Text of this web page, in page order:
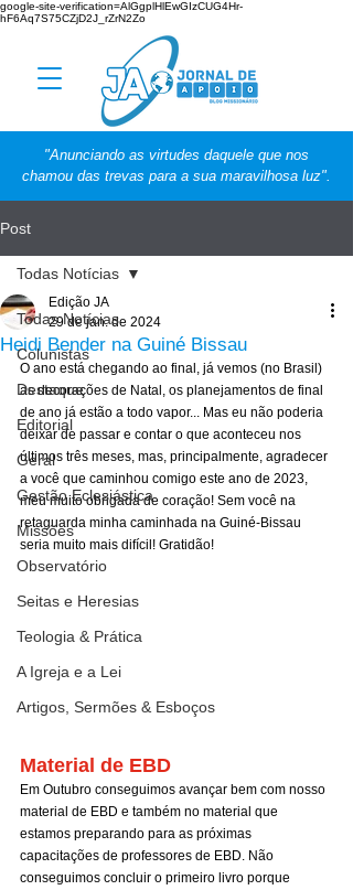
google-site-verification=AlGgplHlEwGIzCUG4Hr-
hF6Aq7S75CZjD2J_rZrN2Zo
"Anunciando as virtudes daquele que nos
chamou das trevas para a sua maravilhosa luz".
Post
Todas Notícias
Colunistas
Destaque
Editorial
Geral
Gestão Eclesiástica
Missões
Observatório
Seitas e Heresias
Teologia & Prática
A Igreja e a Lei
Artigos, Sermões & Esboços
Todas Notícias
Heidi Bender na Guiné Bissau
Edição JA
29 de jan. de 2024
O ano está chegando ao final, já vemos (no Brasil)
as decorações de Natal, os planejamentos de final
de ano já estão a todo vapor... Mas eu não poderia
deixar de passar e contar o que aconteceu nos
últimos três meses, mas, principalmente, agradecer
a você que caminhou comigo este ano de 2023,
meu muito obrigada de coração! Sem você na
retaguarda minha caminhada na Guiné-Bissau
seria muito mais difícil! Gratidão!
Material de EBD
Em Outubro conseguimos avançar bem com nosso
material de EBD e também no material que
estamos preparando para as próximas
capacitações de professores de EBD. Não
conseguimos concluir o primeiro livro porque